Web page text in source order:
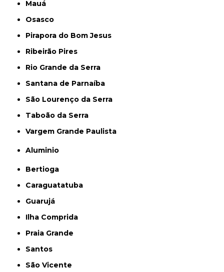
Mauá
Osasco
Pirapora do Bom Jesus
Ribeirão Pires
Rio Grande da Serra
Santana de Parnaíba
São Lourenço da Serra
Taboão da Serra
Vargem Grande Paulista
Aluminio
Bertioga
Caraguatatuba
Guarujá
Ilha Comprida
Praia Grande
Santos
São Vicente